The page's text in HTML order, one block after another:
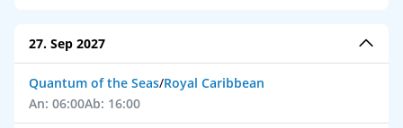
27. Sep 2027
Quantum of the Seas/Royal Caribbean
An: 06:00Ab: 16:00